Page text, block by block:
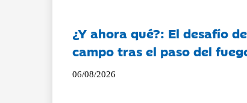
¿Y ahora qué?: El desafío
campo tras el paso del
06/08/2026